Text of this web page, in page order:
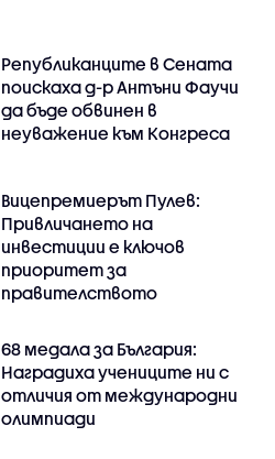
Републиканците в Сената
поискаха д-р Антъни Фаучи
да бъде обвинен в
неуважение към Конгреса
Вицепремиерът Пулев:
Привличането на
инвестиции е ключов
приоритет за
правителството
68 медала за България:
Наградиха учениците ни с
отличия от международни
олимпиади